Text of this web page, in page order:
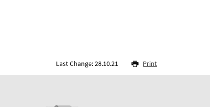
Last Change: 28.10.21 Print